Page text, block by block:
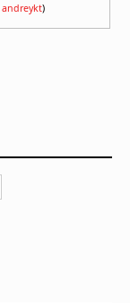
andreykt)